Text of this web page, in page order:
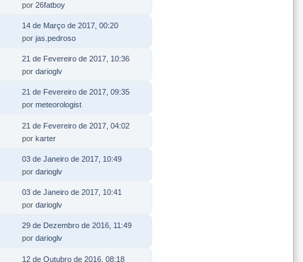
por 26fatboy
14 de Março de 2017, 00:20
por jas.pedroso
21 de Fevereiro de 2017, 10:36
por darioglv
21 de Fevereiro de 2017, 09:35
por meteorologist
21 de Fevereiro de 2017, 04:02
por karter
03 de Janeiro de 2017, 10:49
por darioglv
03 de Janeiro de 2017, 10:41
por darioglv
29 de Dezembro de 2016, 11:49
por darioglv
12 de Outubro de 2016, 08:18